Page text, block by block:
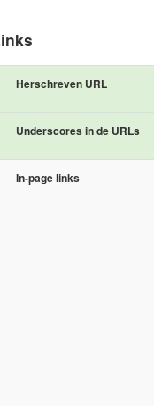
Herschreven URL
Underscores in de URLs
In-page links